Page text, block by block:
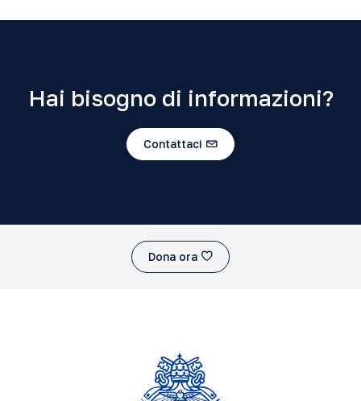
Hai bisogno di informazioni?
Contattaci
Dona ora